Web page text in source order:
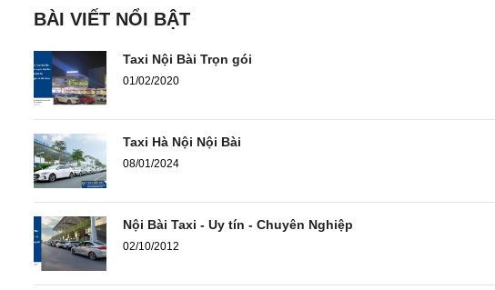
BÀI VIẾT NỔI BẬT
Taxi Nội Bài Trọn gói
01/02/2020
Taxi Hà Nội Nội Bài
08/01/2024
Nội Bài Taxi - Uy tín - Chuyên Nghiệp
02/10/2012